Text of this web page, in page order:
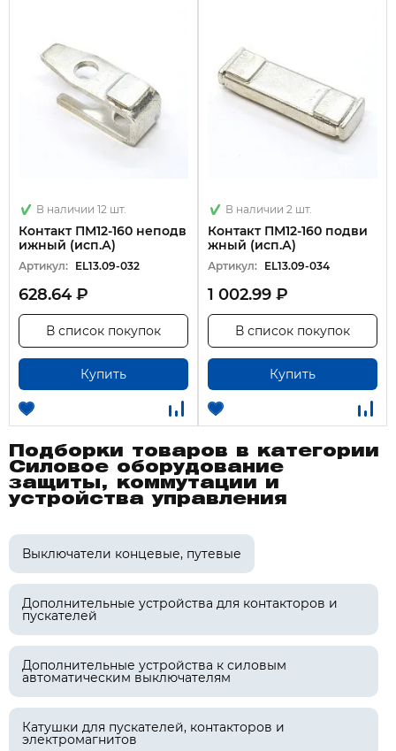
В наличии 12 шт.
Контакт ПМ12-160 неподв
ижный (исп.А)
Артикул: EL13.09-032
628.64 ₽
Купить
В список покупок
В наличии 2 шт.
Контакт ПМ12-160 подви
жный (исп.А)
Артикул: EL13.09-034
1 002.99 ₽
Купить
В список покупок
Подборки товаров в категории
Силовое оборудование
защиты, коммутации и
устройства управления
Выключатели концевые, путевые
Дополнительные устройства для контакторов и
пускателей
Дополнительные устройства к силовым
автоматическим выключателям
Катушки для пускателей, контакторов и
электромагнитов